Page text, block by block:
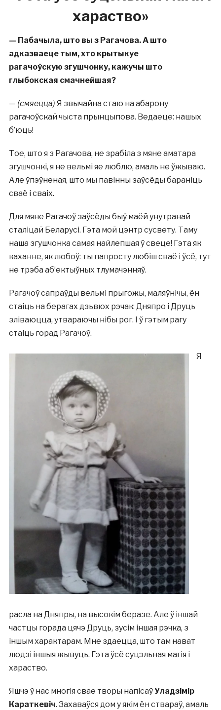
хараство»
— Пабачыла, што вы з Рагачова. А што
адказваеце тым, хто крытыкуе
рагачоўскую згушчонку, кажучы што
глыбокская смачнейшая?
— (смяецца) Я звычайна стаю на абарону
рагачоўскай чыста прынцыпова. Ведаеце: нашых
б’юць!
Тое, што я з Рагачова, не зрабіла з мяне аматара
згушчонкі, я не вельмі яе люблю, амаль не ўжываю.
Але ўпэўненая, што мы павінны заўсёды бараніць
сваё і сваіх.
Для мяне Рагачоў заўсёды быў маёй унутранай
сталіцай Беларусі. Гэта мой цэнтр сусвету. Таму
наша згушчонка самая найлепшая ў свеце! Гэта як
каханне, як любоў: ты папросту любіш сваё і ўсё, тут
не трэба аб’ектыўных тлумачэнняў.
Рагачоў сапраўды вельмі прыгожы, маляўнічы, ён
стаіць на берагах дзьвюх рэчак: Дняпро і Друць
зліваюцца, утвараючы нібы рог. І ў гэтым рагу
стаіць горад Рагачоў.
Я
расла на Дняпры, на высокім беразе. Але ў іншай
частцы горада цячэ Друць, зусім іншая рэчка, з
іншым характарам. Мне здаецца, што там нават
людзі іншыя жывуць. Гэта ўсё суцэльная магія і
хараство.
Яшчэ ў нас многія свае творы напісаўУладзімір
Караткевіч. Захаваўся дом у якім ён ствараў, амаль